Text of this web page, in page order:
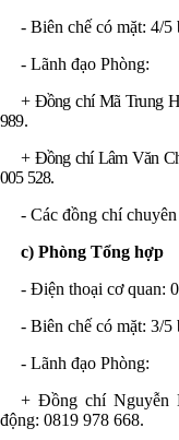
- Biên chế có mặt: 4/5
- Lãnh đạo Phòng:
+ Đồng chíMã Trung
989.
+ Đồng chíLâm Văn
005 528.
- Các đồng chí
c) Phòng Tổng hợp
- Điện thoại cơ quan:
- Biên chế có mặt: 3/5
- Lãnh đạo Phòng:
+ Đồng chíNguyễn
động: 0819 978 668.